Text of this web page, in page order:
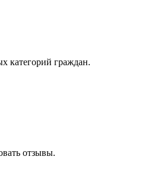
категорий граждан.
отзывы.